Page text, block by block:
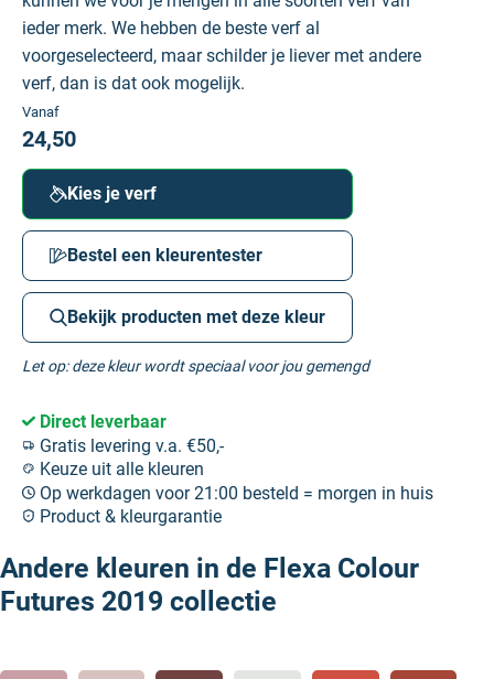
ieder merk. We hebben de beste verf al
voorgeselecteerd, maar schilder je liever met andere
verf, dan is dat ook mogelijk.
Vanaf
24,50
Kies je verf
Bestel een kleurentester
Bekijk producten met deze kleur
Let op: deze kleur wordt speciaal voor jou gemengd
Direct leverbaar
Gratis levering v.a. €50,-
Keuze uit alle kleuren
Op werkdagen voor 21:00 besteld = morgen in huis
Product & kleurgarantie
Andere kleuren in de Flexa Colour
Futures 2019 collectie